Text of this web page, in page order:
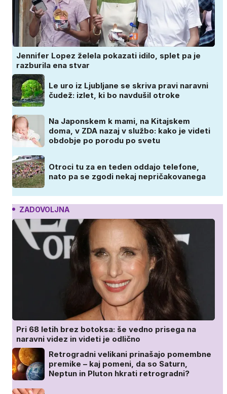
Jennifer Lopez želela pokazati idilo, splet pa je
razburila ena stvar
Le uro iz Ljubljane se skriva pravi naravni
čudež: izlet, ki bo navdušil otroke
Na Japonskem k mami, na Kitajskem
doma, v ZDA nazaj v službo: kako je videti
obdobje po porodu po svetu
Otroci tu za en teden oddajo telefone,
nato pa se zgodi nekaj nepričakovanega
ZADOVOLJNA
Pri 68 letih brez botoksa: še vedno prisega na
naravni videz in videti je odlično
Retrogradni velikani prinašajo pomembne
premike – kaj pomeni, da so Saturn,
Neptun in Pluton hkrati retrogradni?